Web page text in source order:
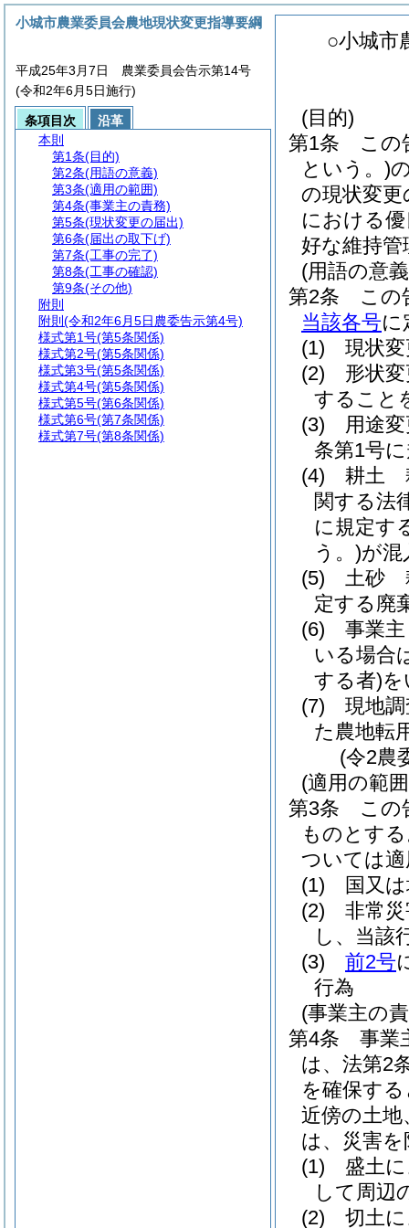
○小城市
(目的)
第1条
この
という。)
の現状変
における
好な維持
(用語の意
第2条
この
当該各号に
(1)
現状
(2)
形状
すること
(3)
用途
条第1号
(4)
耕土
関する法
に規定す
う。)が混
(5)
土砂
定する廃
(6)
事業
いる場合
する者)を
(7)
現地
た農地転
(令2農
(適用の範
第3条
この
ものとす
ついては
(1)
国又
(2)
非常
し、当該
(3)
前2号
行為
(事業主の
第4条
事業
は、法第2
を確保す
近傍の土
は、災害
(1)
盛土
して周辺
(2)
切土
小城市農業委員会農地現状変更指導要綱
平成25年3月7日 農業委員会告示第14号
(令和2年6月5日施行)
条項目次
沿革
本則
第1条(目的)
第2条(用語の意義)
第3条(適用の範囲)
第4条(事業主の責務)
第5条(現状変更の届出)
第6条(届出の取下げ)
第7条(工事の完了)
第8条(工事の確認)
第9条(その他)
附則
附則 (令和2年6月5日農委告示第4号)
様式第1号(第5条関係)
様式第2号(第5条関係)
様式第3号(第5条関係)
様式第4号(第5条関係)
様式第5号(第6条関係)
様式第6号(第7条関係)
様式第7号(第8条関係)